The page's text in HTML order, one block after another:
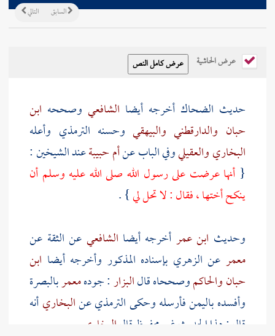
التالي السابق
عرض الحاشية
حديث الضحاكأخرجه أيضا الشافعي وصححه ابن
حبان والدارقطني والبيهقي وحسنه الترمذي وأعله
البخاريوالعقيليوفي الباب عنأم حبيبةعند الشيخين :
{ أنها عرضت على رسول الله صلى الله عليه وسلم أن
ينكح أختها ، فقال : لا تحل لي} .
وحديث ابن عمر أخرجه أيضا الشافعي عن الثقة عن
معمر عن الزهري بإسناده المذكور وأخرجه أيضا ابن
حبانوالحاكموصححاه قالالبزار: جودهمعمربالبصرة
وأفسدهباليمنفأرسله وحكىالترمذيعنالبخاريأنه
قال : هذا الحديث غير محفوظ قال البخاري